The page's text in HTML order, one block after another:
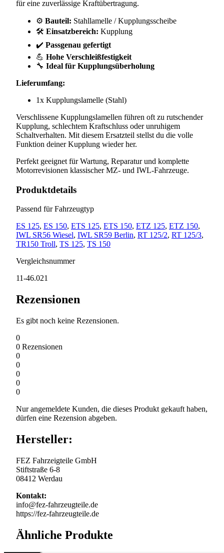
für eine zuverlässige Kraftübertragung.
⚙️ Bauteil: Stahllamelle / Kupplungsscheibe
🛠️ Einsatzbereich: Kupplung
✔️ Passgenau gefertigt
💪 Hohe Verschleißfestigkeit
🔧 Ideal für Kupplungsüberholung
Lieferumfang:
1x Kupplungslamelle (Stahl)
Verschlissene Kupplungslamellen führen oft zu rutschender
Kupplung, schlechtem Kraftschluss oder unruhigem
Schaltverhalten. Mit diesem Ersatzteil stellst du die volle
Funktion deiner Kupplung wieder her.
Perfekt geeignet für Wartung, Reparatur und komplette
Motorrevisionen klassischer MZ- und IWL-Fahrzeuge.
Produktdetails
Passend für Fahrzeugtyp
ES 125, ES 150, ETS 125, ETS 150, ETZ 125, ETZ 150,
IWL SR56 Wiesel, IWL SR59 Berlin, RT 125/2, RT 125/3,
TR150 Troll, TS 125, TS 150
Vergleichsnummer
11-46.021
Rezensionen
Es gibt noch keine Rezensionen.
0
0 Rezensionen
0
0
0
0
0
Nur angemeldete Kunden, die dieses Produkt gekauft haben,
dürfen eine Rezension abgeben.
Hersteller:
FEZ Fahrzeigteile GmbH
Stiftstraße 6-8
08412 Werdau
Kontakt:
info@fez-fahrzeugteile.de
https://fez-fahrzeugteile.de
Ähnliche Produkte